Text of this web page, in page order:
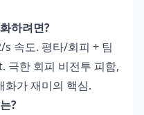
하려면?
s 속도. 평타/회피 + 팀
극한 회피 비전투 피함,
화가 재미의 핵심.
?